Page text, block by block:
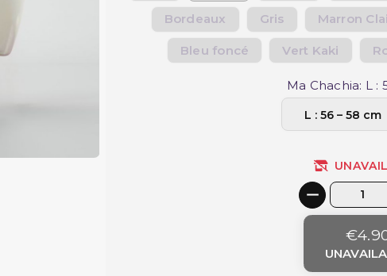
Bordeaux Gris Marron
Bleu foncé Vert Kaki
Ma Chachia: L :